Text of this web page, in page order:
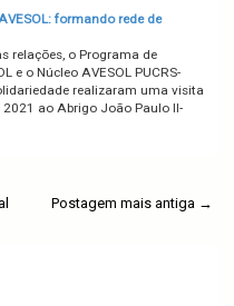
formando rede de
relações, o Programa de
e o Núcleo AVESOL PUCRS-
realizaram uma visita
2021 ao Abrigo João Paulo II-
Postagem mais antiga →